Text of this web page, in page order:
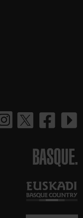
BASQUE.